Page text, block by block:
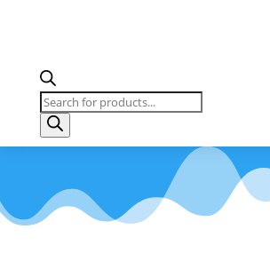
Products
search